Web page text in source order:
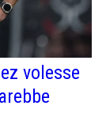
volesse